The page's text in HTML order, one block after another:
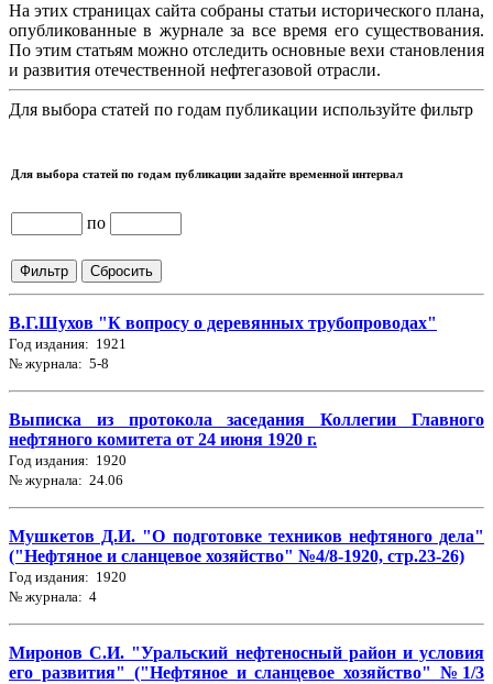
На этих страницах сайта собраны статьи исторического плана,
опубликованные в журнале за все время его существования.
По этим статьям можно отследить основные вехи становления
и развития отечественной нефтегазовой отрасли.
Для выбора статей по годам публикации используйте фильтр
Для выбора статей по годам публикации задайте временной интервал
по
В.Г.Шухов "К вопросу о деревянных трубопроводах"
Год издания: 1921
№ журнала: 5-8
Выписка из протокола заседания Коллегии Главного
нефтяного комитета от 24 июня 1920 г.
Год издания: 1920
№ журнала: 24.06
Мушкетов Д.И. "О подготовке техников нефтяного дела"
("Нефтяное и сланцевое хозяйство" №4/8-1920, стр.23-26)
Год издания: 1920
№ журнала: 4
Миронов С.И. "Уральский нефтеносный район и условия
его развития" ("Нефтяное и сланцевое хозяйство" №1/3